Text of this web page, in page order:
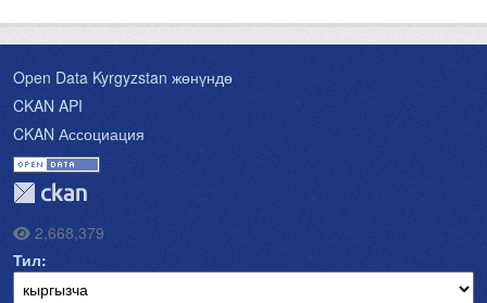
Open Data Kyrgyzstan жөнүндө
CKAN API
CKAN Ассоциация
2,668,379
Тил